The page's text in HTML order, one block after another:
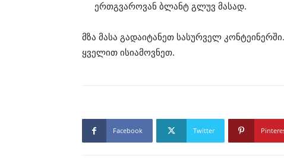
ერთგვაროვან ბლანტ გლუვ მასად.
მზა მასა გადაიტანეთ სასურველ
ყველით ისიამოვნეთ.
Facebook Twitter